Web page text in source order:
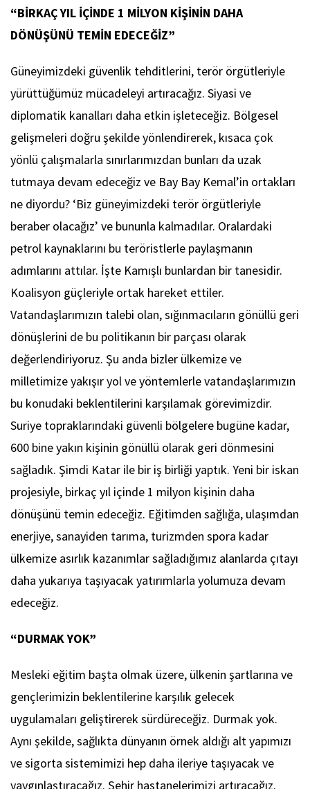
“BİRKAÇ YIL İÇİNDE 1 MİLYON KİŞİNİN DAHA
DÖNÜŞÜNÜ TEMİN EDECEĞİZ”
Güneyimizdeki güvenlik tehditlerini, terör örgütleriyle
yürüttüğümüz mücadeleyi artıracağız. Siyasi ve
diplomatik kanalları daha etkin işleteceğiz. Bölgesel
gelişmeleri doğru şekilde yönlendirerek, kısaca çok
yönlü çalışmalarla sınırlarımızdan bunları da uzak
tutmaya devam edeceğiz ve Bay Bay Kemal’in ortakları
ne diyordu? ‘Biz güneyimizdeki terör örgütleriyle
beraber olacağız’ ve bununla kalmadılar. Oralardaki
petrol kaynaklarını bu teröristlerle paylaşmanın
adımlarını attılar. İşte Kamışlı bunlardan bir tanesidir.
Koalisyon güçleriyle ortak hareket ettiler.
Vatandaşlarımızın talebi olan, sığınmacıların gönüllü geri
dönüşlerini de bu politikanın bir parçası olarak
değerlendiriyoruz. Şu anda bizler ülkemize ve
milletimize yakışır yol ve yöntemlerle vatandaşlarımızın
bu konudaki beklentilerini karşılamak görevimizdir.
Suriye topraklarındaki güvenli bölgelere bugüne kadar,
600 bine yakın kişinin gönüllü olarak geri dönmesini
sağladık. Şimdi Katar ile bir iş birliği yaptık. Yeni bir iskan
projesiyle, birkaç yıl içinde 1 milyon kişinin daha
dönüşünü temin edeceğiz. Eğitimden sağlığa, ulaşımdan
enerjiye, sanayiden tarıma, turizmden spora kadar
ülkemize asırlık kazanımlar sağladığımız alanlarda çıtayı
daha yukarıya taşıyacak yatırımlarla yolumuza devam
edeceğiz.
“DURMAK YOK”
Mesleki eğitim başta olmak üzere, ülkenin şartlarına ve
gençlerimizin beklentilerine karşılık gelecek
uygulamaları geliştirerek sürdüreceğiz. Durmak yok.
Aynı şekilde, sağlıkta dünyanın örnek aldığı alt yapımızı
ve sigorta sistemimizi hep daha ileriye taşıyacak ve
yaygınlaştıracağız. Şehir hastanelerimizi artıracağız.